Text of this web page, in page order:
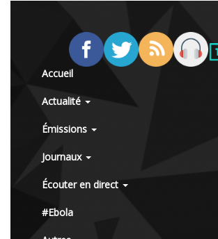
Accueil
Actualité
Émissions
Journaux
Écouter en direct
#Ebola